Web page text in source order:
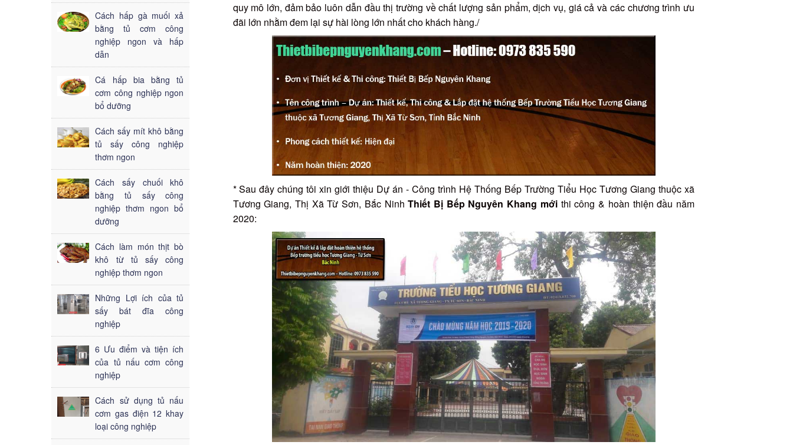
quy mô lớn, đảm bảo luôn dẫn đầu thị trường về chất lượng sản phẩm, dịch vụ, giá cả và các chương trình ưu
đãi lớn nhằm đem lại sự hài lòng lớn nhất cho khách hàng./
* Sau đây chúng tôi xin giới thiệu Dự án - Công trình Hệ Thống Bếp Trường Tiểu Học Tương Giang thuộc xã
Tương Giang, Thị Xã Từ Sơn, Bắc NinhThiết Bị Bếp Nguyên Khang mớithi công & hoàn thiện đầu năm
2020:
Cách hấp gà muối xả
bằng tủ cơm công
nghiệp ngon và hấp
dẫn
Cá hấp bia bằng tủ
cơm công nghiệp ngon
bổ dưỡng
Cách sấy mít khô bằng
tủ sấy công nghiệp
thơm ngon
Cách sấy chuối khô
bằng tủ sấy công
nghiệp thơm ngon bổ
dưỡng
Cách làm món thịt bò
khô từ tủ sấy công
nghiệp thơm ngon
Những Lợi ích của tủ
sấy bát đĩa công
nghiệp
6 Ưu điểm và tiện ích
của tủ nấu cơm công
nghiệp
Cách sử dụng tủ nấu
cơm gas điện 12 khay
loại công nghiệp